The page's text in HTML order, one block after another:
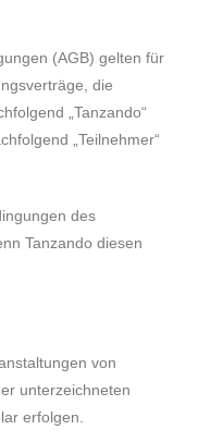
(AGB) gelten für
die
„Tanzando“
„Teilnehmer“
des
Tanzando diesen
von
unterzeichneten
erfolgen.